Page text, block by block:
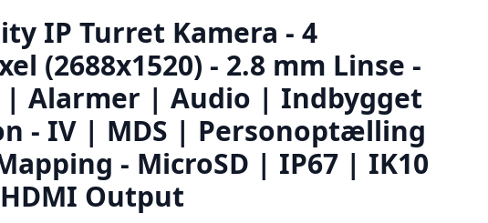
IP Turret Kamera - 4
(2688x1520) - 2.8 mm Linse -
| Alarmer | Audio | Indbygget
- IV | MDS | Personoptælling
- MicroSD | IP67 | IK10
Output